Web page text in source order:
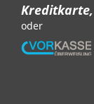
Kreditkarte,
oder